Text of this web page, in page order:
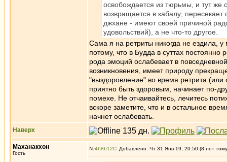
освобождается из тюрьмы, и тут же
возвращается в кабалу;
джхане - имеют своей причиной
удовольствий), а не что-то другое.
Сама я на ретриты никогда не ездила,
потому, что в Будда в суттах постоянно
рода эмоций ослабевает в
возникновения, имеет природу
"выздоровление" во время ретрита (или
приятно быть здоровым, начинает по-
помехе. Не отчаивайтесь, лечитесь
вскоре заметите, что и в остальное
начнет ослабевать.
Наверх
Маханакхон
Гость
№468612 Добавлено: Чт 31 Янв 19, 20:50 (8 лет